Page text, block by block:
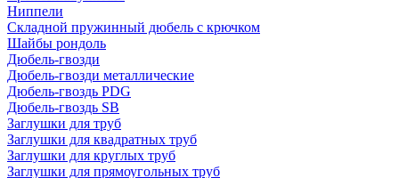
Ниппели
Складной пружинный дюбель с крючком
Шайбы рондоль
Дюбель-гвозди
Дюбель-гвозди металлические
Дюбель-гвоздь PDG
Дюбель-гвоздь SB
Заглушки для труб
Заглушки для квадратных труб
Заглушки для круглых труб
Заглушки для прямоугольных труб